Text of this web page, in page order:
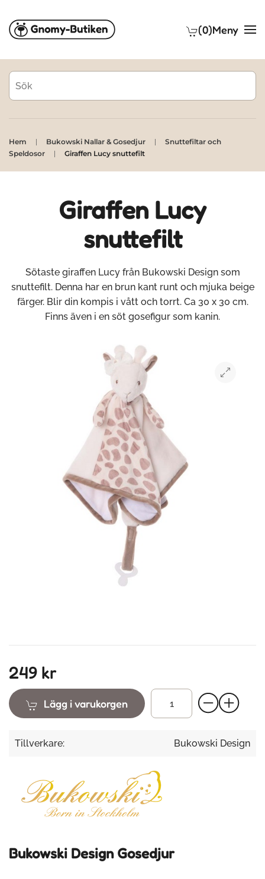
Skip to main content (0)Meny
Hem Bukowski Nallar & Gosedjur
Snuttefiltar och
Speldosor
Giraffen Lucy snuttefilt
Giraffen Lucy
snuttefilt
Sötaste giraffen Lucy från Bukowski Design som
snuttefilt. Denna har en brun kant runt och mjuka beige
färger. Blir din kompis i vått och torrt. Ca 30 x 30 cm.
Finns även i en söt gosefigur som kanin.
249 kr
Lägg i varukorgen
Tillverkare: Bukowski Design
Bukowski Design Gosedjur